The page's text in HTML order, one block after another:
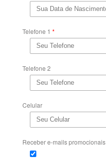
Telefone 1 *
Telefone 2
Celular
Receber e-mails promocionais